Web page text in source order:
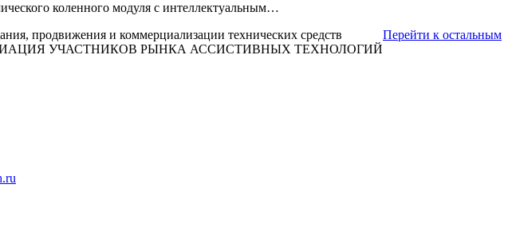
коленного модуля с интеллектуальным…
Перейти к остальным
продвижения и коммерциализации технических средств
УЧАСТНИКОВ РЫНКА АССИСТИВНЫХ ТЕХНОЛОГИЙ